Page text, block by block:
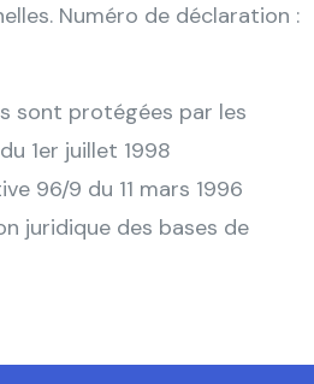
Numéro de déclaration :
sont protégées par les
1er juillet 1998
96/9 du 11 mars 1996
juridique des bases de